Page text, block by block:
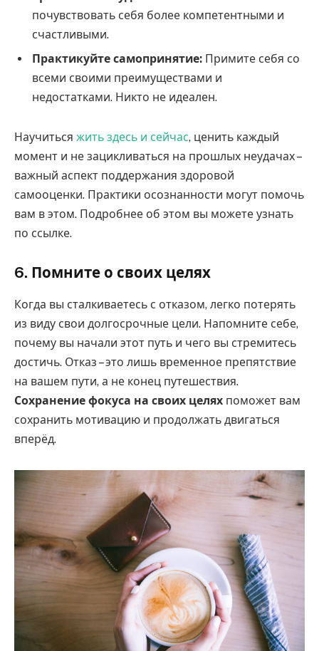
почувствовать себя более компетентными и
счастливыми.
Практикуйте самопринятие: Примите себя со
всеми своими преимуществами и
недостатками. Никто не идеален.
Научиться жить здесь и сейчас, ценить каждый
момент и не зацикливаться на прошлых неудачах –
важный аспект поддержания здоровой
самооценки. Практики осознанности могут помочь
вам в этом. Подробнее об этом вы можете узнать
по ссылке.
6. Помните о своих целях
Когда вы сталкиваетесь с отказом, легко потерять
из виду свои долгосрочные цели. Напомните себе,
почему вы начали этот путь и чего вы стремитесь
достичь. Отказ – это лишь временное препятствие
на вашем пути, а не конец путешествия.
Сохранение фокуса на своих целях поможет вам
сохранить мотивацию и продолжать двигаться
вперёд.